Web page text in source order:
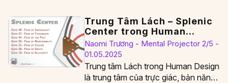
Trung Tâm Lách – Splenic
Center trong Human
Design
Naomi Trương - Mental Projector 2/5 -
01.05.2025
Trung tâm Lách trong Human Design
là trung tâm của trực giác, bản năng